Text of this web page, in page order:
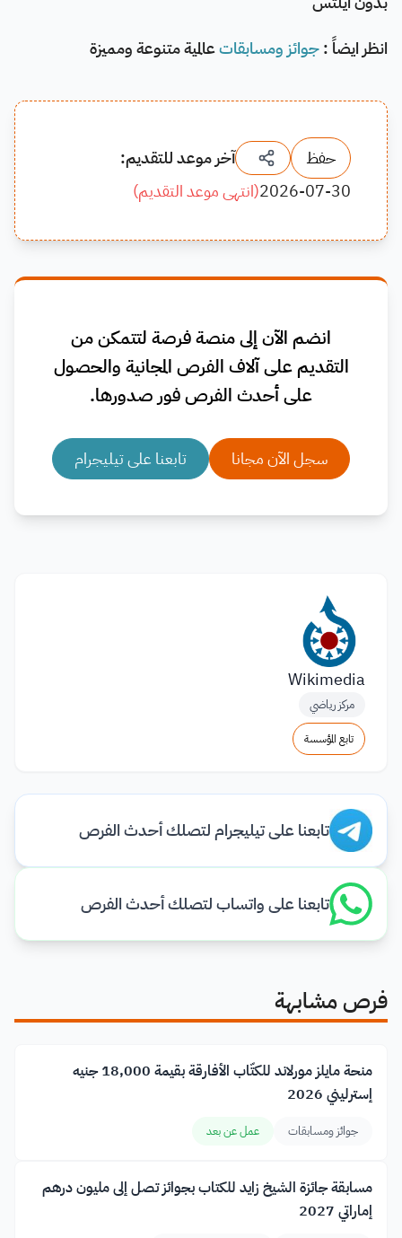
انظر ايضاً :جوائز ومسابقاتعالمية متنوعة ومميزة
حفظ
آخر موعد للتقديم:
2026-07-30
(انتهى موعد التقديم)
انضم الآن إلى منصة فرصة لتتمكن من
التقديم على آلاف الفرص المجانية والحصول
على أحدث الفرص فور صدورها.
سجل الآن مجانا تابعنا على تيليجرام
Wikimedia
مركز رياضي
تابع المؤسسة
تابعنا على تيليجرام لتصلك أحدث الفرص
تابعنا على واتساب لتصلك أحدث الفرص
فرص مشابهة
منحة مايلز مورلاند للكتّاب الأفارقة بقيمة 18,000 جنيه
إسترليني 2026
جوائز ومسابقات عمل عن بعد
مسابقة جائزة الشيخ زايد للكتاب بجوائز تصل إلى مليون درهم
إماراتي 2027